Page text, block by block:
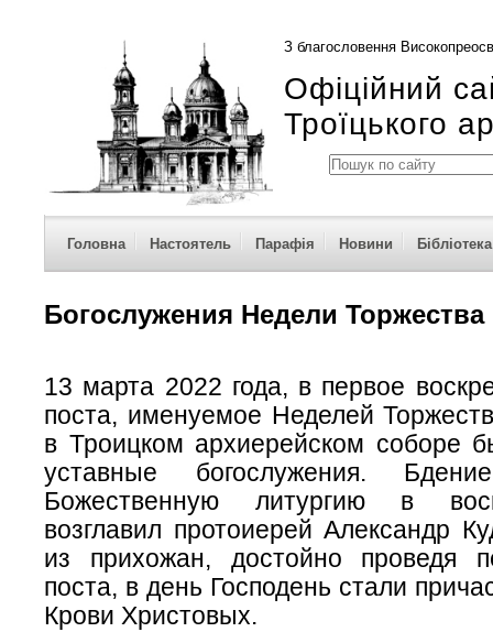
З благословення
Офіційний
Троїцького
Головна Настоятель Парафія Новини Бібліотека
Богослужения Недели
13 марта 2022 года, в первое
поста, именуемое Неделей
в Троицком архиерейском соборе
уставные богослужения.
Божественную литургию в
возглавил протоиерей Александр
из прихожан, достойно проведя
поста, в день Господень стали
Крови Христовых.